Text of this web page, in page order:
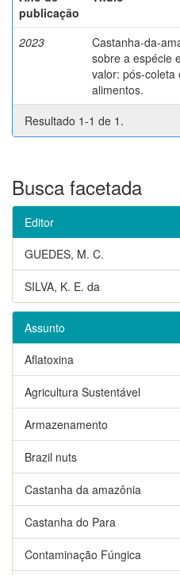
publicação
2023
Castanha-da-
sobre a espécie
valor: pós-coleta
alimentos.
Resultado 1-1 de 1.
Busca facetada
Editor
GUEDES, M. C.
SILVA, K. E. da
Assunto
Aflatoxina
Agricultura Sustentável
Armazenamento
Brazil nuts
Castanha da amazônia
Castanha do Para
Contaminação Fúngica